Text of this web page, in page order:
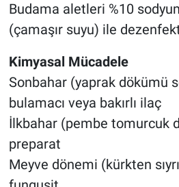
Budama aletleri %10
(çamaşır suyu) ile
Kimyasal Mücadele
Sonbahar (yaprak dökümü
bulamacı veya bakırlı ilaç
İlkbahar (pembe tomurcuk
preparat
Meyve dönemi (kürkten